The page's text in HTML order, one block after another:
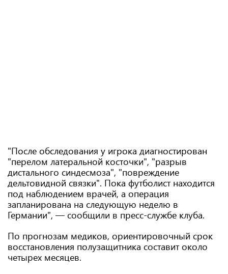
"После обследования у игрока диагностирован
"перелом латеральной косточки", "разрыв
дистального синдесмоза", "повреждение
дельтовидной связки". Пока футболист находится
под наблюдением врачей, а операция
запланирована на следующую неделю в
Германии", — сообщили в пресс-службе клуба.
По прогнозам медиков, ориентировочный срок
восстановления полузащитника составит около
четырех месяцев.